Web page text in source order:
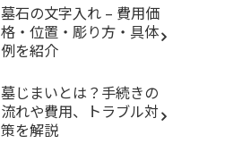
墓石の文字入れ – 費用価
格・位置・彫り方・具体
例を紹介
墓じまいとは？手続きの
流れや費用、トラブル対
策を解説